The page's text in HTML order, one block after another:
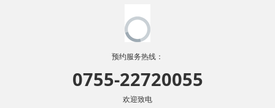
预约服务热线：
0755-22720055
欢迎致电